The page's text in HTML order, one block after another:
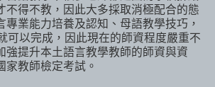
不得不教，因此大多採取消極配合的態
專業能力培養及認知、母語教學技巧，
可以完成，因此現在的師資程度嚴重不
強提升本土語言教學教師的師資與資
家教師檢定考試。